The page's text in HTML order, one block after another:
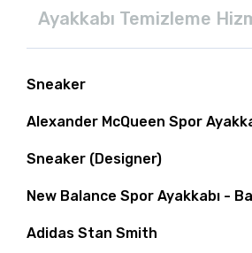
Ayakkabı Temizleme
Sneaker
Alexander McQueen Spor
Sneaker (Designer)
New Balance Spor Ayakkabı -
Adidas Stan Smith